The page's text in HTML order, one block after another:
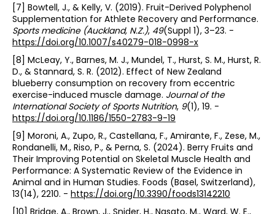
[7] Bowtell, J., & Kelly, V. (2019). Fruit-Derived Polyphenol
Supplementation for Athlete Recovery and Performance.
Sports medicine (Auckland, N.Z.), 49(Suppl 1), 3–23. -
https://doi.org/10.1007/s40279-018-0998-x
[8] McLeay, Y., Barnes, M. J., Mundel, T., Hurst, S. M., Hurst, R.
D., & Stannard, S. R. (2012). Effect of New Zealand
blueberry consumption on recovery from eccentric
exercise-induced muscle damage. Journal of the
International Society of Sports Nutrition, 9(1), 19. -
https://doi.org/10.1186/1550-2783-9-19
[9] Moroni, A., Zupo, R., Castellana, F., Amirante, F., Zese, M.,
Rondanelli, M., Riso, P., & Perna, S. (2024). Berry Fruits and
Their Improving Potential on Skeletal Muscle Health and
Performance: A Systematic Review of the Evidence in
Animal and in Human Studies. Foods (Basel, Switzerland),
13(14), 2210. - https://doi.org/10.3390/foods13142210
[10] Bridge, A., Brown, J., Snider, H., Nasato, M., Ward, W. E.,